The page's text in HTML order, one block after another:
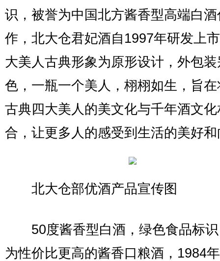
识，被誉为中国北方酱香型高端白
作，北大仓君妃酒自1997年研发上
大美人古典形象为原形设计，外包
色，一瓶一个美人，栩栩如生，旨
古典四大美人的美文化与千年酒文
合，让更多人的感受到生活的美好
北大仓部优酒产品宣传图
50度酱香型白酒，绿色食品标识
为性价比更高的酱香口粮酒，1984